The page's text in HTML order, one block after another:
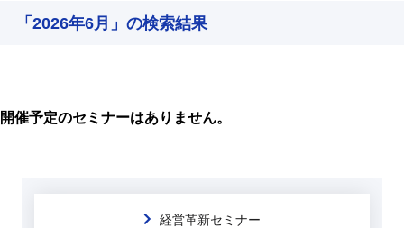
「2026年6月」の検索結果
開催予定のセミナーはありません。
経営革新セミナー